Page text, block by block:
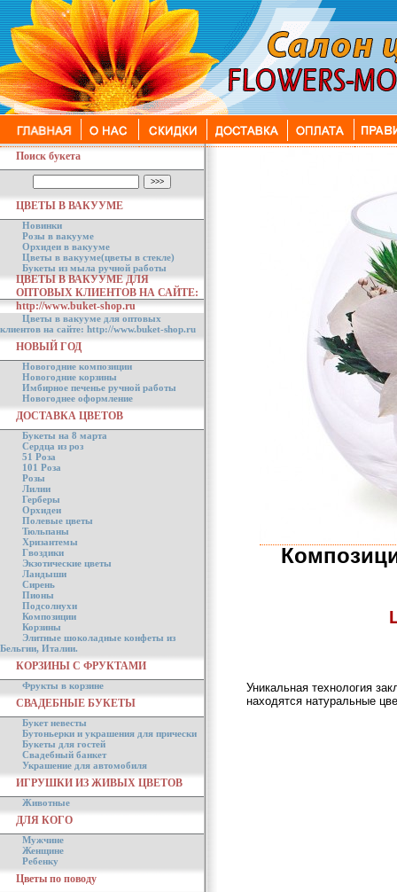
Поиск букета
ЦВЕТЫ В ВАКУУМЕ
Новинки
Розы в вакууме
Орхидеи в вакууме
Цветы в вакууме(цветы в стекле)
Букеты из мыла ручной работы
ЦВЕТЫ В ВАКУУМЕ ДЛЯ
ОПТОВЫХ КЛИЕНТОВ НА САЙТЕ:
http://www.buket-shop.ru
Цветы в вакууме для оптовых
клиентов на сайте: http://www.buket-shop.ru
НОВЫЙ ГОД
Новогодние композиции
Новогодние корзины
Имбирное печенье ручной работы
Новогоднее оформление
ДОСТАВКА ЦВЕТОВ
Букеты на 8 марта
Сердца из роз
51 Роза
101 Роза
Розы
Лилии
Герберы
Орхидеи
Полевые цветы
Тюльпаны
Хризантемы
Гвоздики
Экзотические цветы
Ландыши
Сирень
Пионы
Подсолнухи
Композиции
Корзины
Элитные шоколадные конфеты из
Бельгии, Италии.
КОРЗИНЫ С ФРУКТАМИ
Фрукты в корзине
СВАДЕБНЫЕ БУКЕТЫ
Букет невесты
Бутоньерки и украшения для прически
Букеты для гостей
Свадебный банкет
Украшение для автомобиля
ИГРУШКИ ИЗ ЖИВЫХ ЦВЕТОВ
Животные
ДЛЯ КОГО
Мужчине
Женщине
Ребенку
Цветы по поводу
Уникальная технология
находятся натуральные